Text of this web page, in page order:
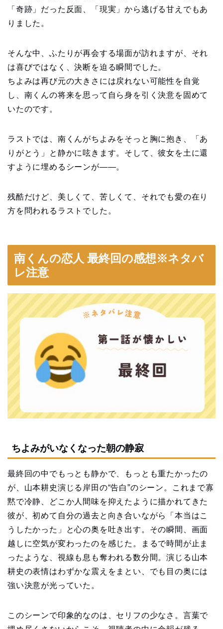
「奇跡」だった反面、「現実」から逃げる甘えでもあ
りました。
そんな中、ふたりが再会する場面が訪れますが、それ
は喜びではなく、決断を迫る瞬間でした。
ちよみは再び元の大きさには戻れない可能性を自覚
し、南くんの将来を思って自ら身を引く決意を固めて
いたのです。
ラストでは、南くんがちよみをそっと胸に抱き、「あ
りがとう」と静かに呟きます。そして、彼女を土に還
すように埋めるシーンが――。
残酷だけど、美しくて、苦しくて、それでも愛の在り
方を問われるラストでした。
南くんの恋人 最終回の感想※ネタバ
レ注意
ちよみがいなくなった朝の静寂
最終回の中でもっとも静かで、もっとも重たかったの
が、山本耕史演じる岸田の“告白”のシーン。これまで寡
黙で冷静、どこか人間味を抑えたように描かれてきた
彼が、初めて自分の過去と向き合いながら「本当はこ
うしたかった」と心の奥を吐き出す。その瞬間、画面
越しに空気が変わったのを感じた。まるで時間が止ま
ったような、視線も息も奪われる数分間。演じる山本
耕史の表情はわずかな震えをまとい、でも目の奥には
強い決意が光っていた。
このシーンで印象的なのは、セリフの少なさ。言葉で